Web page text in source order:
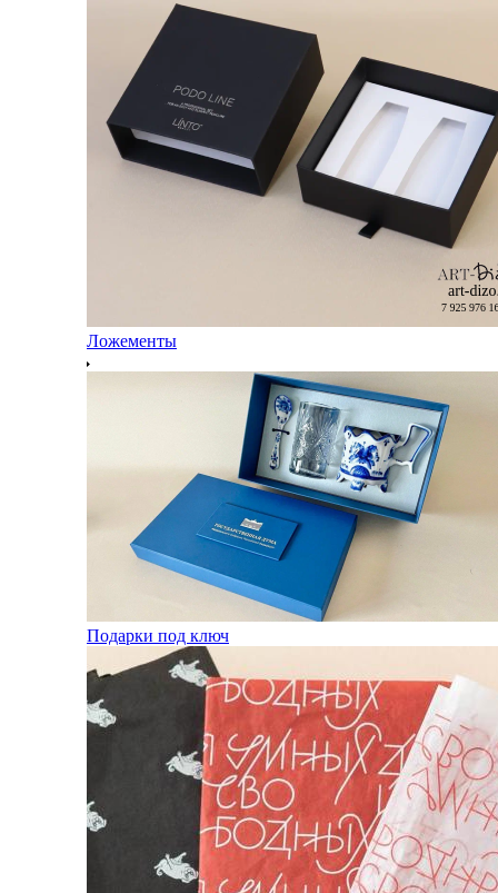
Ложементы
Подарки под ключ